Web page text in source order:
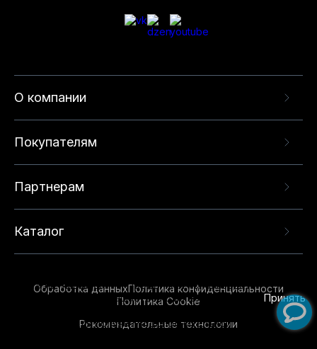
О компании
Покупателям
Партнерам
Каталог
Обработка данныхПолитика конфиденциальности
Политика Cookie
Рекомендательные технологии
опыта на нашем сайте. Продолжая использовать
данный сайт, вы соглашаетесь с использованием
технологий. Для получения дополнительной
Принять